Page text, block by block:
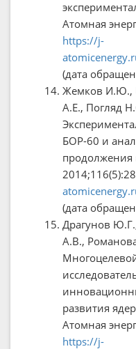
Атомная
https://j-
(дата
Жемков И.Ю.,
А.Е., Погляд
БОР-60 и
продолжения
(дата
Драгунов
А.В.,
развития
Атомная
https://j-